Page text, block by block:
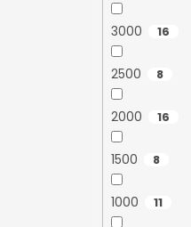
3000 16
2500 8
2000 16
1500 8
1000 11